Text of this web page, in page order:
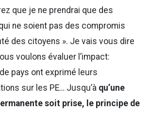
que je ne prendrai que des
ne soient pas des compromis
des citoyens ». Je vais vous dire
voulons évaluer l’impact:
pays ont exprimé leurs
sur les PE… Jusqu’à qu’une
soit prise, le principe de